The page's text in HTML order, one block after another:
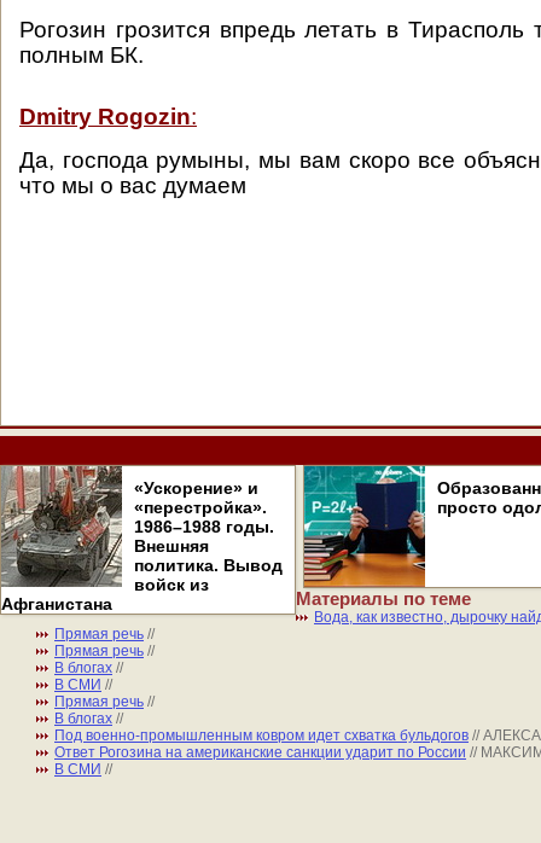
Рогозин грозится впредь летать в Тирасполь
полным БК.
Dmitry Rogozin:
Да, господа румыны, мы вам скоро все
что мы о вас думаем
«Ускорение» и
«перестройка».
1986–1988 годы.
Внешняя
политика. Вывод
войск из
Афганистана
просто
Материалы по теме
Вода, как известно, дырочку
Прямая речь //
Прямая речь //
В блогах //
В СМИ //
Прямая речь //
В блогах //
Под военно-промышленным ковром идет схватка бульдогов //
Ответ Рогозина на американские санкции ударит по России //
В СМИ //